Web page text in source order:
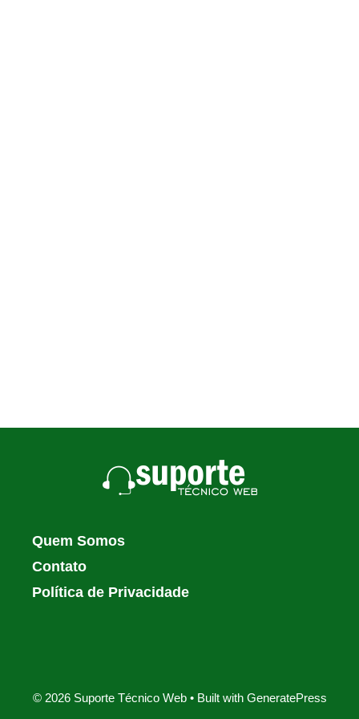
Quem Somos
Contato
Política de Privacidade
© 2026 Suporte Técnico Web• Built with GeneratePress